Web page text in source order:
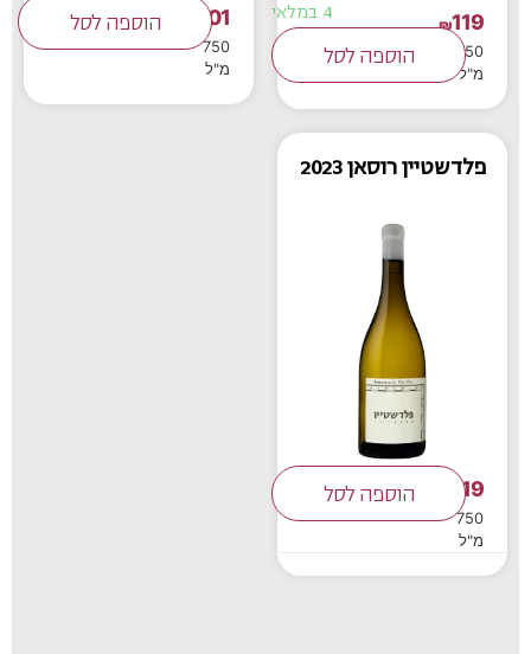
₪119
750
מ"ל
4 במלאי
הוספה לסל
101
750
מ"ל
הוספה לסל
פלדשטיין רוסאן 2023
119
750
מ"ל
הוספה לסל